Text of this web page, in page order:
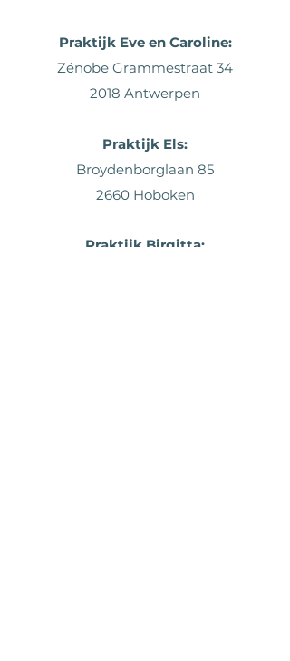
Praktijk Eve en Caroline:
Zénobe Grammestraat 34
2018 Antwerpen
Praktijk Els:
Broydenborglaan 85
2660 Hoboken
Praktijk Birgitta: